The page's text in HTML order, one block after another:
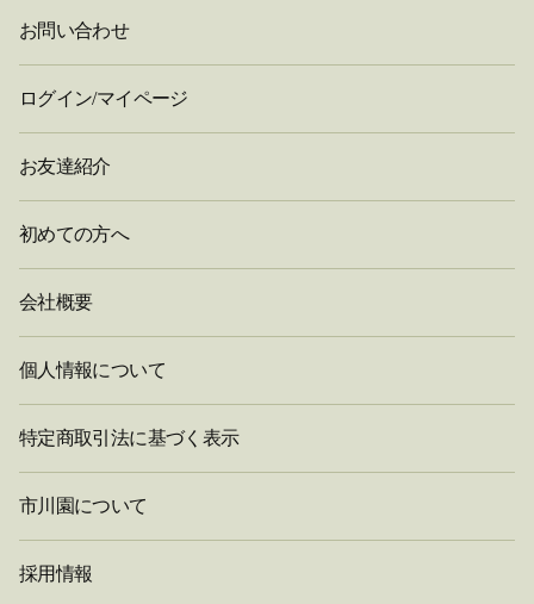
お問い合わせ
ログイン/マイページ
お友達紹介
初めての方へ
会社概要
個人情報について
特定商取引法に基づく表示
市川園について
採用情報